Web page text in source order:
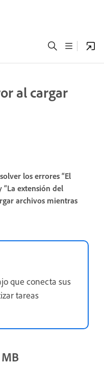
al cargar
los errores “El
“La extensión del
archivos mientras
que conecta sus
tareas